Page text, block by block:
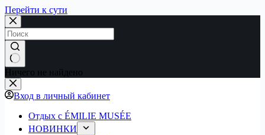
Перейти к сути
Ничего не найдено
Вход в личный кабинет
Отдых с ÉMILIE MUSÉE
НОВИНКИ